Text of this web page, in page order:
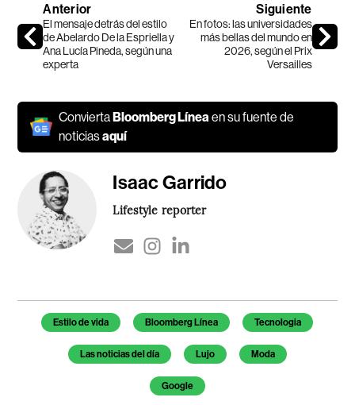
Anterior
El mensaje detrás del estilo
de Abelardo De la Espriella y
Ana Lucía Pineda, según una
experta
Siguiente
En fotos: las universidades
más bellas del mundo en
2026, según el Prix
Versailles
ConviertaBloomberg Línea en su fuente de
noticiasaquí
Isaac Garrido
Lifestyle reporter
Temas de este artículo
Estilo de vida Bloomberg Línea Tecnologia
Las noticias del día Lujo Moda
Google